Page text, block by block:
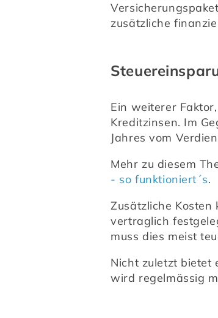
zusätzliche
Ein weiterer
Kreditzinsen. Im
Jahres vom
Mehr zu diesem
- so funktioniert´s.
Zusätzliche Kosten
vertraglich
muss dies meist
Nicht zuletzt bietet
wird regelmässig